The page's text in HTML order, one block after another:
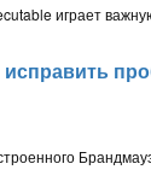
исправить